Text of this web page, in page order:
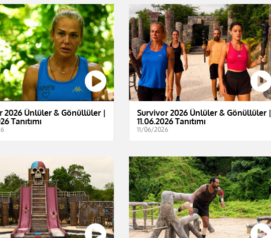
2026 Ünlüler & Gönüllüler |
Tanıtımı
Survivor 2026 Ünlüler & Gönüllüler |
11.06.2026 Tanıtımı
11/06/2026